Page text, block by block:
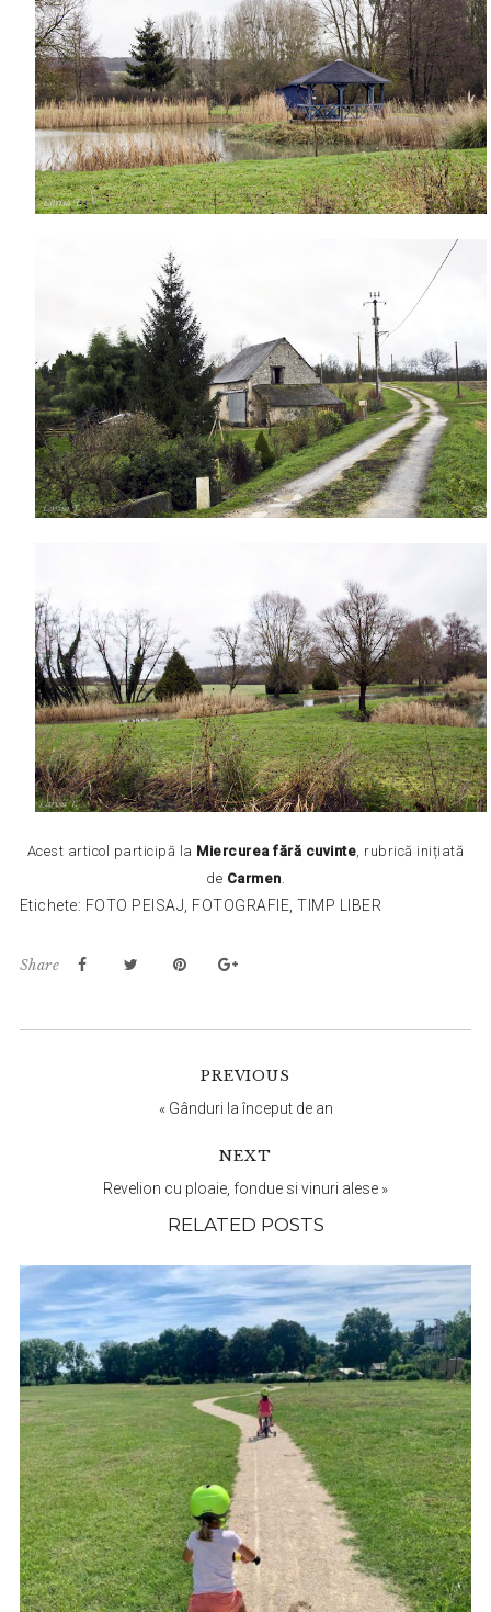
Acest articol participă la Miercurea fără cuvinte, rubrică inițiată
de Carmen.
Etichete: FOTO PEISAJ FOTOGRAFIE ,TIMP LIBER
Share
PREVIOUS
« Gânduri la început de an
NEXT
Revelion cu ploaie, fondue si vinuri alese »
Interactions
RELATED POSTS